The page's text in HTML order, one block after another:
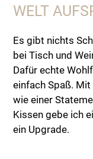
WELT
Es gibt nichts
bei Tisch und
Dafür echte
einfach Spaß.
wie einer
Kissen gebe ich
ein Upgrade.